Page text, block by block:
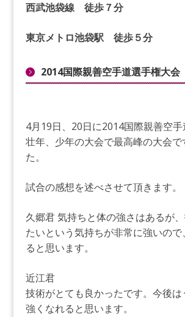
西武池袋線 徒歩７分
東京メトロ池袋駅 徒歩５分
2014国際親善空手道選手権大会
4月19日、20日に2014国際親善空
壮年、少年の大会で最高峰の大会
た。
試合の感想を述べさせて頂きます。
久郷君 気持ちと体の強さはあるが
たいという気持ちが非常に強いの
ると思います。
近江君
技術がとても良かったです。今後
強くなれると思います。